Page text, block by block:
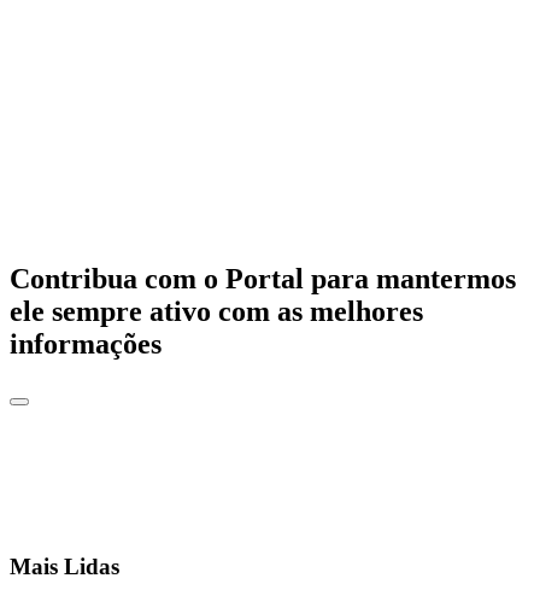
Contribua com o Portal para mantermos
ele sempre ativo com as melhores
informações
Mais Lidas